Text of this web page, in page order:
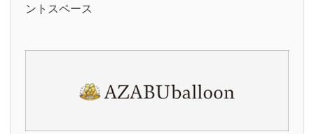
ントスペース